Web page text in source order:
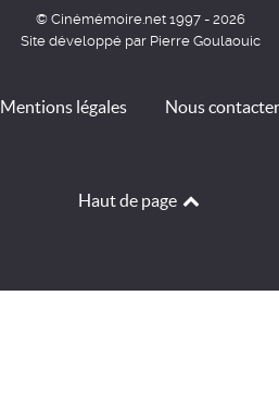
© Cinémémoire.net 1997 - 2026
Site développé par Pierre Goulaouic
Mentions légales Nous contacter
Haut de page